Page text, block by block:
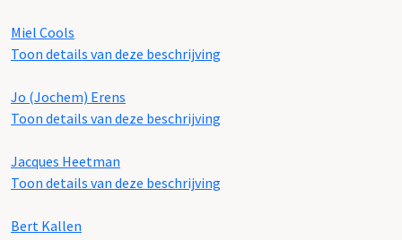
Miel Cools
Toon details van deze beschrijving
Jo (Jochem) Erens
Toon details van deze beschrijving
Jacques Heetman
Toon details van deze beschrijving
Bert Kallen